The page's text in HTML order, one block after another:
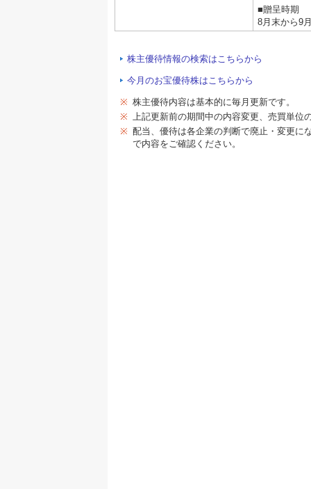
■贈呈時期
8月末から9
株主優待情報の検索はこちらから
今月のお宝優待株はこちらから
※ 株主優待内容は基本的に毎月更新です。
※ 上記更新前の期間中の内容変更、売買単位
※ 配当、優待は各企業の判断で廃止・変更に
で内容をご確認ください。